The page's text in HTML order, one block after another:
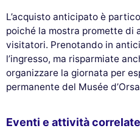
L’acquisto anticipato è
poiché la mostra promette di
visitatori. Prenotando in
l’ingresso, ma risparmiate
organizzare la giornata per
permanente del Musée
Eventi e attività correlate